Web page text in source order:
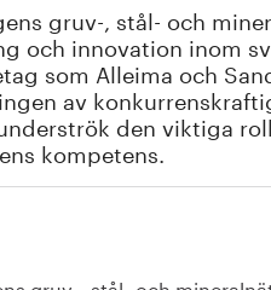
gruv-, stål- och
och innovation inom
som Alleima och
av
den viktiga
kompetens.